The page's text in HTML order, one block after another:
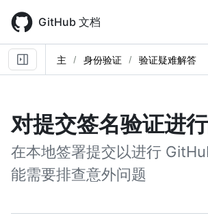
main
content
GitHub 文档
主 身份验证 验证疑难解答
对提交签名验证进
在本地签署提交以进行
能需要排查意外问题